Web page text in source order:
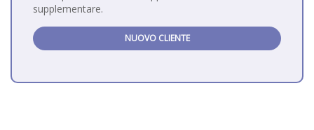
supplementare.
NUOVO CLIENTE